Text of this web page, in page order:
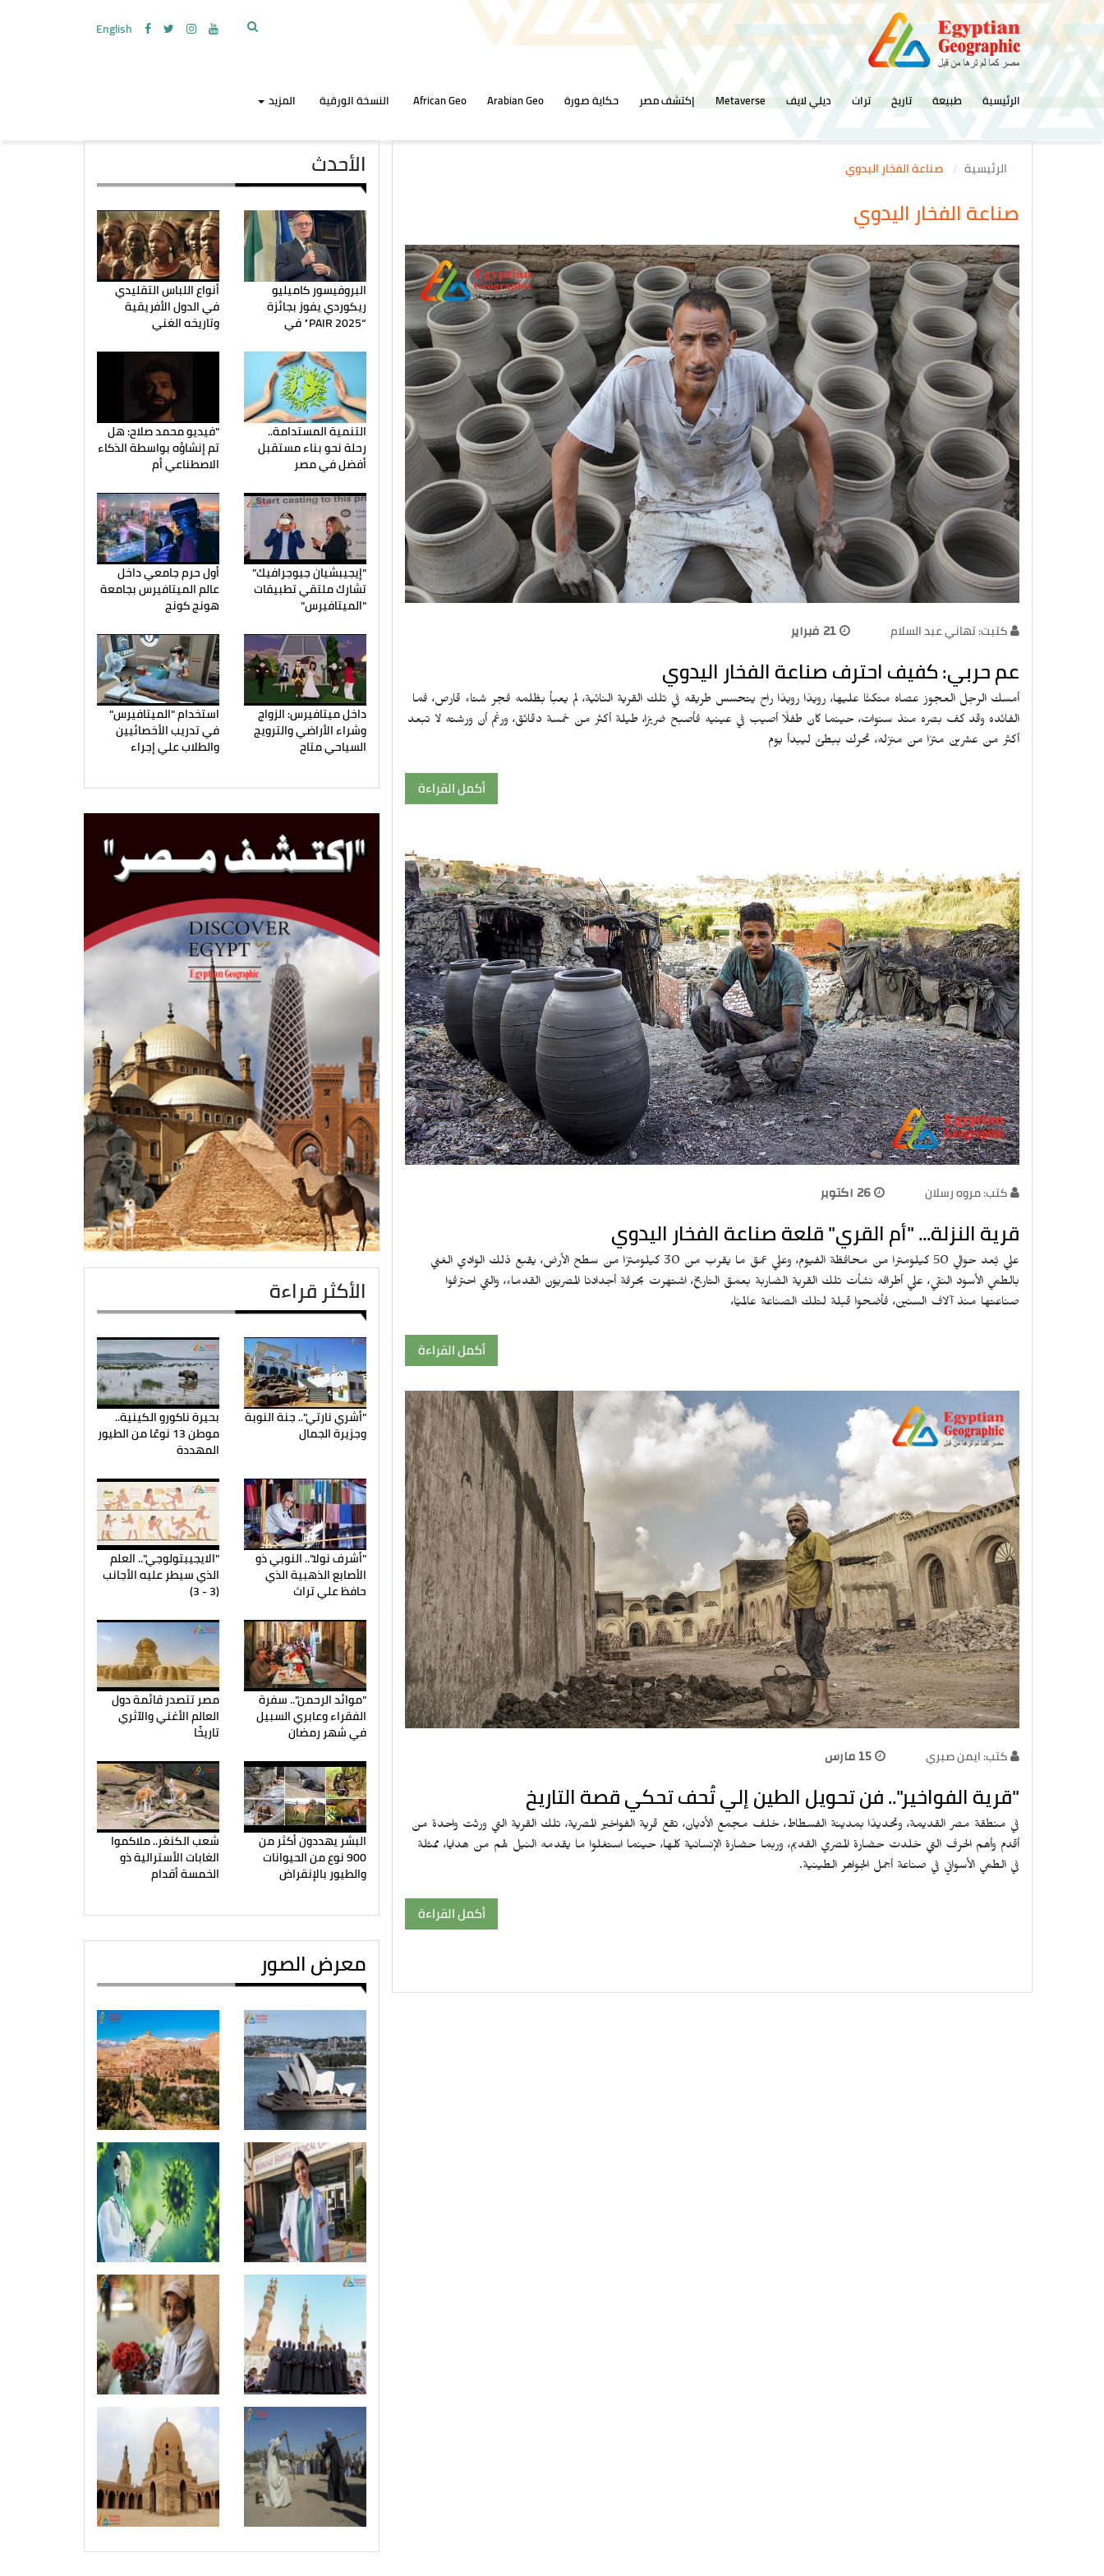
English
الرئيسية طبيعة تاريخ تراث ديلي لايف Metaverse إكتشف مصر حكاية صورة Arabian Geo
African Geo النسخة الورقية المزيد
الرئيسية صناعة الفخار اليدوي
صناعة الفخار اليدوي
كتبت: تهاني عبد السلام
عم حربي: كفيف احترف صناعة الفخار اليدوي
أمسك الرجل العجوز عصاه متكئًا عليها، رويدًا رويدًا راح يتحسس طريقه في تلك القرية النائية، لم يعبأ بظلمه فجر شتاء قارص، فما
الفائده وقد كف بصره منذ سنوات، حينما كان طفلًا أصيب في عينيه فأصبح ضريرًا، طيلة أكثر من خمسة دقائق، ورغم أن ورشته لا تبعد
أكثر من عشرين مترًا من منزله، تحرك ببطئ ليبدأ يوم
أكمل القراءة
كتب: مروه رسلان
قرية النزلة... "أم القري" قلعة صناعة الفخار اليدوي
علي بُعد حوالي 50 كيلومترا من محافظة الفيوم، وعلي عمق ما يقرب من 30 كيلومترًا من سطح الأرض، يقبع ذلك الوادي الغني
بالطمي الأسود النقي، علي أطرافه نشأت تلك القرية الضاربة بعمق التاريخ، اشتهرت بحرفة أجدادنا المصريون القدماء، والتي احترفوا
صناعتها منذ آلاف السنين، فأضحوا قبلة لتلك الصناعة عالميًا،
أكمل القراءة
كتب: ايمن صبري
"قرية الفواخير".. فن تحويل الطين إلي تُحف تحكي قصة التاريخ
في منطقة مصر القديمة، وتحديدًا بمدينة الفسطاط، خلف مجمع الأديان، تقع قرية الفواخير المصرية، تلك القرية التي ورثت واحدة من
أقدم وأهم الحرف التي خلدت حضارة المصري القديم، وربما حضارة الإنسانية كلها، حينما استغلوا ما يقدمه النيل لهم من هدايا، ممثلة
في الطمي الأسواني في صناعة أجمل الجواهر الطينية.
أكمل القراءة
الأحدث
البروفيسور كاميليو
ريكوردي يفوز بجائزة
“PAIR 2025” في
أنواع اللباس التقليدي
في الدول الأفريقية
وتاريخه الغني
التنمية المستدامة..
رحلة نحو بناء مستقبل
أفضل في مصر
"فيديو محمد صلاح: هل
تم إنشاؤه بواسطة الذكاء
الاصطناعي أم
"إيجيبشيان جيوجرافيك"
تشارك ملتقي تطبيقات
"الميتافيرس"
أول حرم جامعي داخل
عالم الميتافيرس بجامعة
هونج كونج
داخل ميتافيرس: الزواج
وشراء الأراضي والترويج
السياحي متاح
استخدام "الميتافيرس"
في تدريب الأخصائيين
والطلاب علي إجراء
الأكثر قراءة
"أشري نارتي".. جنة النوبة
وجزيرة الجمال
بحيرة ناكورو الكينية..
موطن 13 نوعًا من الطيور
المهددة
"أشرف نولا".. النوبي ذو
الأصابع الذهبية الذي
حافظ علي تراث
"الايجيبتولوجي".. العلم
الذي سيطر عليه الأجانب
(3 - 3)
"موائد الرحمن".. سفرة
الفقراء وعابري السبيل
في شهر رمضان
مصر تتصدر قائمة دول
العالم الأغني والآثري
تاريخًا
البشر يهددون أكثر من
900 نوع من الحيوانات
والطيور بالإنقراض
شعب الكنغر.. ملاكموا
الغابات الأسترالية ذو
الخمسة أقدام
معرض الصور